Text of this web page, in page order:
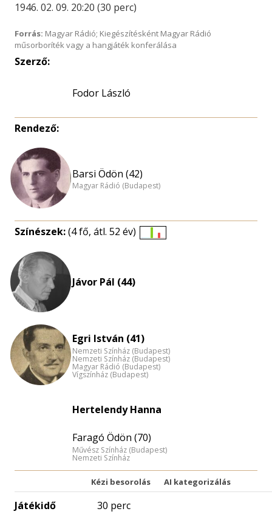
1946. 02. 09. 20:20 (30 perc)
Forrás: Magyar Rádió; Kiegészítésként Magyar Rádió
műsorboríték vagy a hangjáték konferálása
Szerző:
Fodor László
Rendező:
Barsi Ödön (42)
Magyar Rádió (Budapest)
Színészek:(4 fő, átl. 52 év)
Jávor Pál (44)
Egri István (41)
Nemzeti Színház (Budapest)
Nemzeti Színház (Budapest)
Magyar Rádió (Budapest)
Vígszínház (Budapest)
Hertelendy Hanna
Faragó Ödön (70)
Művész Színház (Budapest)
Nemzeti Színház
Kézi besorolás AI kategorizálás
Játékidő 30 perc